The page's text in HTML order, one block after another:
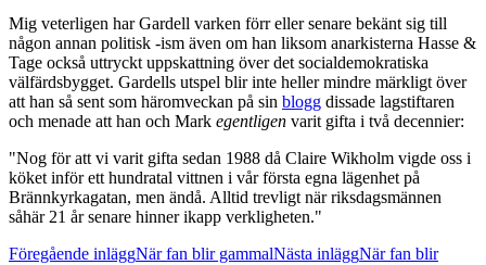
Mig veterligen har Gardell varken förr eller senare bekänt sig till
någon annan politisk -ism även om han liksom anarkisterna Hasse &
Tage också uttryckt uppskattning över det socialdemokratiska
välfärdsbygget. Gardells utspel blir inte heller mindre märkligt över
att han så sent som häromveckan på sin blogg dissade lagstiftaren
och menade att han och Mark egentligen varit gifta i två decennier:
"Nog för att vi varit gifta sedan 1988 då Claire Wikholm vigde oss i
köket inför ett hundratal vittnen i vår första egna lägenhet på
Brännkyrkagatan, men ändå. Alltid trevligt när riksdagsmännen
såhär 21 år senare hinner ikapp verkligheten."
Inläggsnavigering
Föregående inläggNär fan blir gammalNästa inläggNär fan blir